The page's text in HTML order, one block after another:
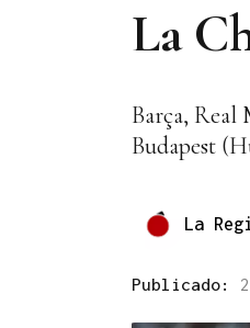
La
Barça, Real
Budapest
La
Publicado: